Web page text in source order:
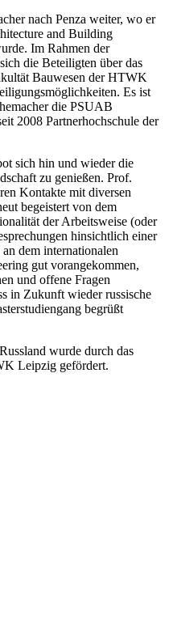
nach Penza weiter, wo er
and Building
Im Rahmen der
die Beteiligten über das
Bauwesen der HTWK
Es ist
die PSUAB
2008 Partnerhochschule der
sich hin und wieder die
zu genießen. Prof.
Kontakte mit diversen
begeistert von dem
der Arbeitsweise (oder
hinsichtlich einer
dem internationalen
gut vorangekommen,
und offene Fragen
in Zukunft wieder russische
begrüßt
wurde durch das
Leipzig gefördert.